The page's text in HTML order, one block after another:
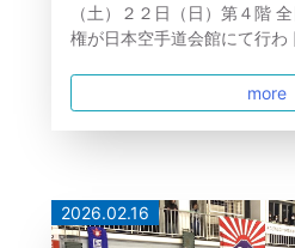
（土）２２日（日）第４階
権が日本空手道会館にて行
more
2026.02.16